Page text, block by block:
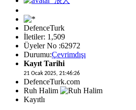
DefenceTurk
İletiler: 1,509
Üyeler No :62972
Durumu:Çevrimdışı
Kayıt Tarihi
21 Ocak 2025, 21:46:26
DefenceTurk.com
Ruh Halim
Kayıtlı